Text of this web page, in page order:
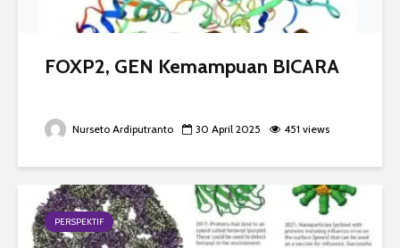
FOXP2, GEN Kemampuan BICARA
Nurseto Ardiputranto 30 April 2025 451 views
PERSPEKTIF